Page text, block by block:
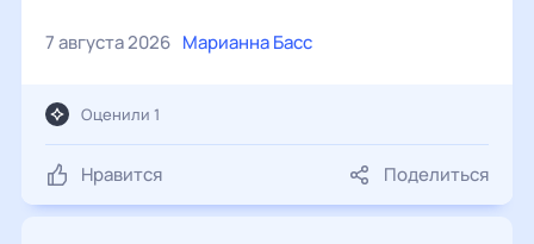
7 августа 2026 Марианна Басс
Нравится Поделиться
Оценили 1